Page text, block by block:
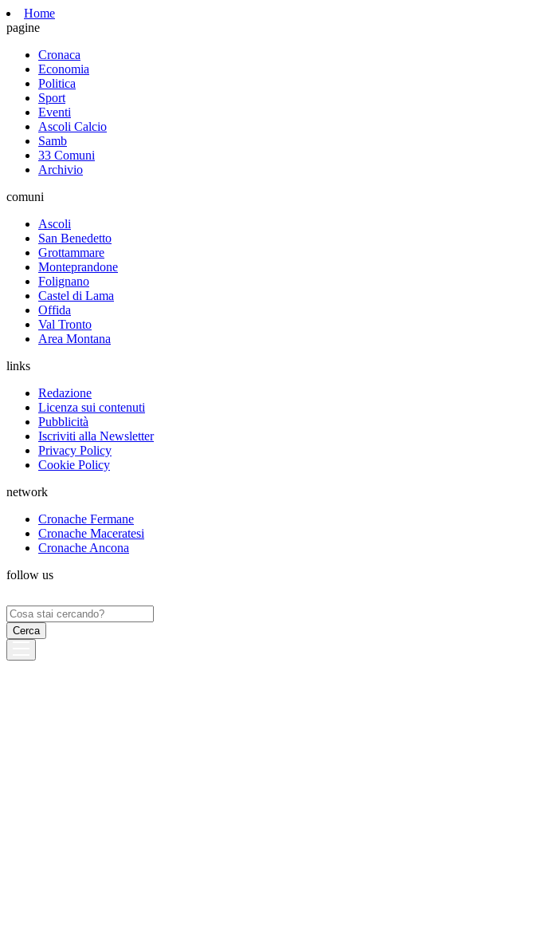
Home
pagine
Cronaca
Economia
Politica
Sport
Eventi
Ascoli Calcio
Samb
33 Comuni
Archivio
comuni
Ascoli
San Benedetto
Grottammare
Monteprandone
Folignano
Castel di Lama
Offida
Val Tronto
Area Montana
links
Redazione
Licenza sui contenuti
Pubblicità
Iscriviti alla Newsletter
Privacy Policy
Cookie Policy
network
Cronache Fermane
Cronache Maceratesi
Cronache Ancona
follow us
Ricerca
per: